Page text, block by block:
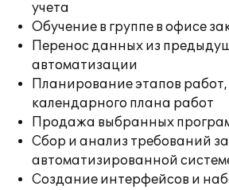
учета
Обучение в группе в офисе
Перенос данных из
автоматизации
Планирование этапов работ,
календарного плана работ
Продажа выбранных
Сбор и анализ требований
автоматизированной
Создание интерфейсов и